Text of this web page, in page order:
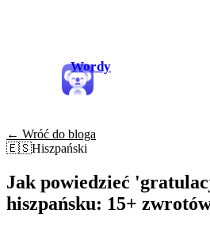
Wordy
← Wróć do bloga
🇪🇸Hiszpański
Jak powiedzieć
hiszpańsku: 15+